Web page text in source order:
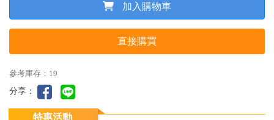
加入購物車
直接購買
參考庫存：19
分享：
特惠活動